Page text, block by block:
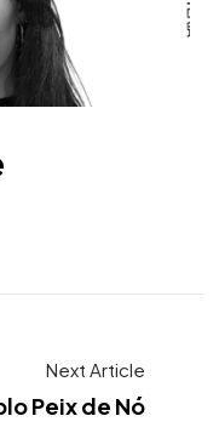
Next Article
Peix de Nó